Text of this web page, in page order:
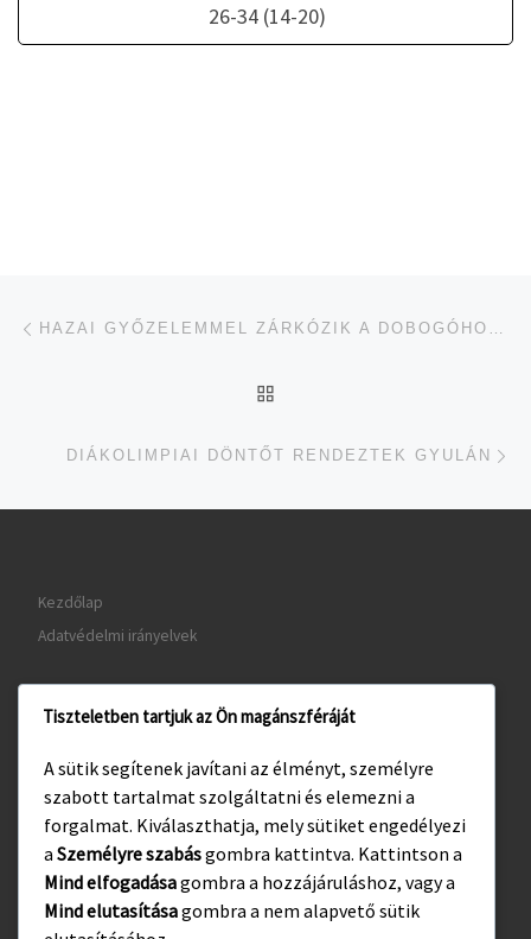
26-34 (14-20)
Navigálás a bejegyzések között HAZAI GYŐZELEMMEL ZÁRKÓZIK A DOBOGÓHOZ A GYULAI SERDÜLŐCSAPAT
DIÁKOLIMPIAI DÖNTŐT RENDEZTEK GYULÁN
Kezdőlap
Adatvédelmi irányelvek
www.visitgyula.com
www.gyulakult.hu
Facebook Instagram
Tiszteletben tartjuk az Ön magánszféráját
A sütik segítenek javítani az élményt, személyre
szabott tartalmat szolgáltatni és elemezni a
forgalmat. Kiválaszthatja, mely sütiket engedélyezi
a Személyre szabásgombra kattintva. Kattintson a
Mind elfogadásagombra a hozzájáruláshoz, vagy a
Mind elutasításagombra a nem alapvető sütik